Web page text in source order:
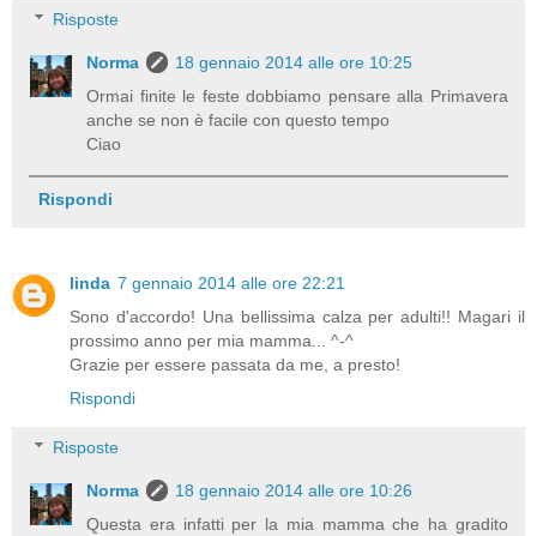
Risposte
Norma
18 gennaio 2014 alle ore 10:25
Ormai finite le feste dobbiamo pensare alla Primavera
anche se non è facile con questo tempo
Ciao
Rispondi
linda 7 gennaio 2014 alle ore 22:21
Sono d'accordo! Una bellissima calza per adulti!! Magari il
prossimo anno per mia mamma... ^-^
Grazie per essere passata da me, a presto!
Rispondi
Risposte
Norma
18 gennaio 2014 alle ore 10:26
Questa era infatti per la mia mamma che ha gradito